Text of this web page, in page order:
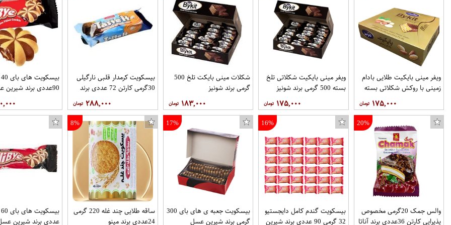
ویفر مینی بایکیت طلایی بادام
زمینی با روکش شکلاتی بسته
۱۷۵,۰۰۰
ویفر مینی بایکیت شکلاتی تلخ
بسته 500 گرمی برند شونیز
۱۷۵,۰۰۰
شکلات مینی بایکت تلخ 500
گرمی برند شونیز
۱۸۳,۰۰۰
بیسکویت کرمدار قلبی نارگیلی
30گرمی کارتن 72 عددی برند
۲۸۸,۰۰۰
90عددی برند شیرین عسل
20%
والس جمک 20گرمی مخصوص
پذیرایی کارتن 36عددی برند آناتا
16%
بیسکویت گندم کامل دایجستیو
32 گرمی 90 عددی برند شیرین
17%
بیسکویت جعبه ی های بای 300
گرمی برند شیرین عسل
8%
ساقه طلایی چند غله 220 گرمی
24عددی برند مینو
عددی برند شیرین